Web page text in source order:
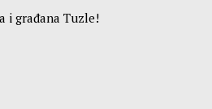
i građana Tuzle!